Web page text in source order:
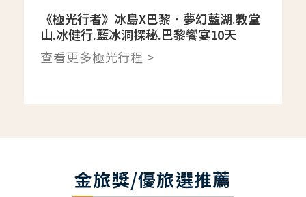
《極光行者》冰島X巴黎．夢幻藍湖.教堂
山.冰健行.藍冰洞探秘.巴黎饗宴10天
查看更多極光行程 >
金旅獎/優旅選推薦